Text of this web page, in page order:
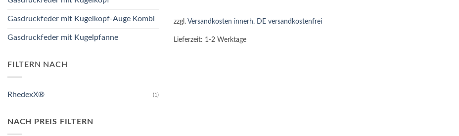
Gasdruckfeder mit Kugelkopf-Auge Kombi
Gasdruckfeder mit Kugelpfanne
FILTERN NACH
RhedexX® (1)
NACH PREIS FILTERN
zzgl. Versandkosten innerh. DE versandkostenfrei
Lieferzeit: 1-2 Werktage